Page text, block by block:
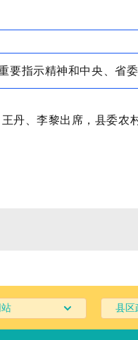
要指示精神和中央、省
丹、李黎出席，县委农
县区